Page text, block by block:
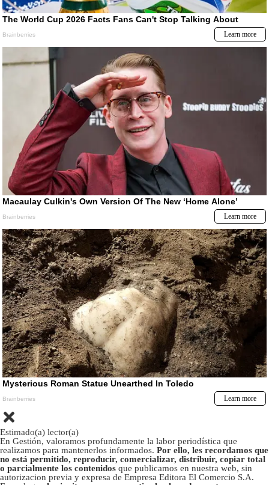
Estimado(a) lector(a)
En Gestión, valoramos profundamente la labor periodística que
realizamos para mantenerlos informados. Por ello, les recordamos que
no está permitido, reproducir, comercializar, distribuir, copiar total
o parcialmente los contenidos que publicamos en nuestra web, sin
autorizacion previa y expresa de Empresa Editora El Comercio S.A.